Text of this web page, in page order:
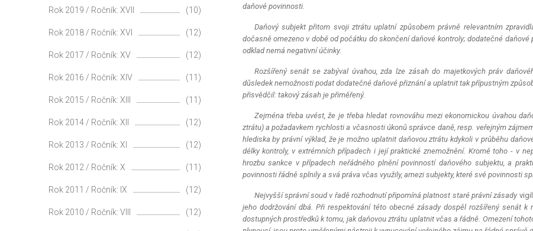
daňové povinnosti.
Daňový subjekt přitom svoji ztrátu uplatní způsobem právně relevantním
dočasně omezeno v době od počátku do skončení daňové kontroly; dodatečné
odklad nemá negativní účinky.
Rozšířený senát se zabýval úvahou, zda lze zásah do majetkových práv
důsledek nemožnosti podat dodatečné daňové přiznání a uplatnit tak přípustným
přisvědčil: takový zásah je přiměřený.
Zejména třeba uvést, že je třeba hledat rovnováhu mezi ekonomickou úvahou
ztrátu) a požadavkem rychlosti a včasnosti úkonů správce daně, resp. veřejným
hlediska by právní výklad, že je možno uplatnit daňovou ztrátu kdykoli v průběhu
délky kontroly, v extrémních případech i její praktické znemožnění. Kromě toho- v
hrozbu sankce v případech neřádného plnění povinností daňového subjektu, a
povinnosti řádně splnily a svá práva včas využily, amezi subjekty, které své povinnosti
Nejvyšší správní soud v řadě rozhodnutí připomíná platnost staré právní zásady
jeho dodržování dbá. Při respektování této obecné zásady dospěl rozšířený senát
dostupných prostředků k tomu, jak daňovou ztrátu uplatnit včas a řádně. Omezení
Rok 2019 / Ročník: XVII (10)
Rok 2018 / Ročník: XVI (12)
Rok 2017 / Ročník: XV (12)
Rok 2016 / Ročník: XIV (11)
Rok 2015 / Ročník: XIII (11)
Rok 2014 / Ročník: XII (12)
Rok 2013 / Ročník: XI (12)
Rok 2012 / Ročník: X (11)
Rok 2011 / Ročník: IX (12)
Rok 2010 / Ročník: VIII (12)